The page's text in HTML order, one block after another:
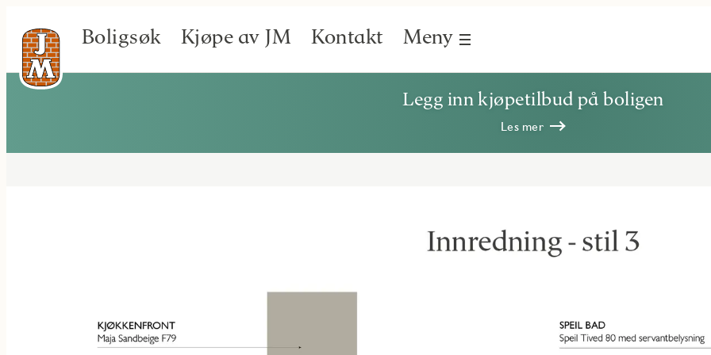
Boligsøk Kjøpe av JM Kontakt Meny
Legg inn kjøpetilbud på boligen
Les mer